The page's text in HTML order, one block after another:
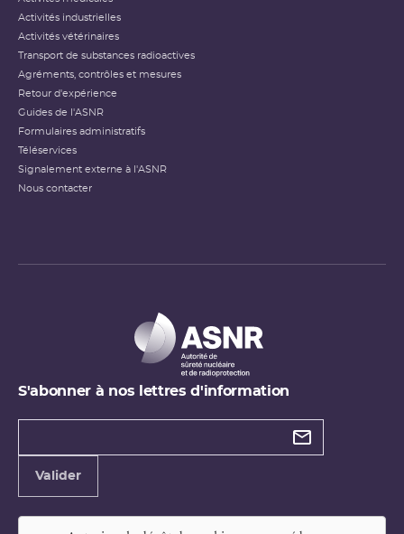
Activités industrielles
Activités vétérinaires
Transport de substances radioactives
Agréments, contrôles et mesures
Retour d'expérience
Guides de l'ASNR
Formulaires administratifs
Téléservices
Signalement externe à l'ASNR
Nous contacter
S'abonner à nos lettres d'information
Types de
Valider